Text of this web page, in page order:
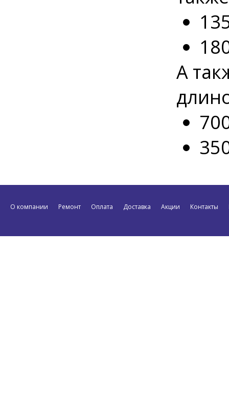
А
О компании Ремонт Оплата Доставка Акции Контакты